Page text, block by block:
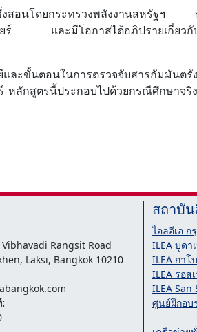
งสอนโดยกระทรวงพลังงานสหรัฐฯ
ลียร์ และมีโอกาสได้อภิปรายเกี่ยวกั
ละขั้นตอนในการตรวจจับสารกัมมันต
ลักสูตรนี้ประกอบไปด้วยกรณีศึกษาจ
Rangsit Road
Laksi, Bangkok 10210
สถาบั
ไอลอีเอ ก
ILEA บูดา
ILEA กาโ
ILEA รอส
ILEA San
ศูนย์ฝึกอบ